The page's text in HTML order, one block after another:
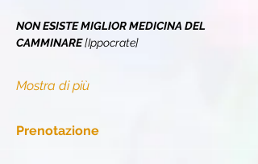
NON ESISTE MIGLIOR MEDICINA DEL
CAMMINARE [Ippocrate]
Mostra di più
Prenotazione